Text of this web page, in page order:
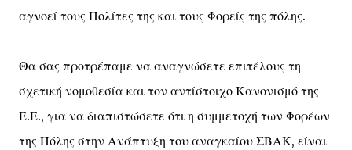
αγνοεί τους Πολίτες της και τους Φορείς της πόλης.
Θα σας προτρέπαμε να αναγνώσετε επιτέλους τη
σχετική νομοθεσία και τον αντίστοιχο Κανονισμό της
Ε.Ε., για να διαπιστώσετε ότι η συμμετοχή των Φορέων
της Πόλης στην Ανάπτυξη του αναγκαίου ΣΒΑΚ, είναι